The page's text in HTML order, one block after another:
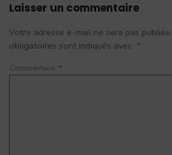
Laisser un commentaire
Votre adresse e-mail ne sera pas publiée.
obligatoires sont indiqués avec *
Commentaire *